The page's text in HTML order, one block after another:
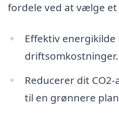
fordele ved at vælge
Effektiv energikilde
driftsomkostninger.
Reducerer dit
til en grønnere